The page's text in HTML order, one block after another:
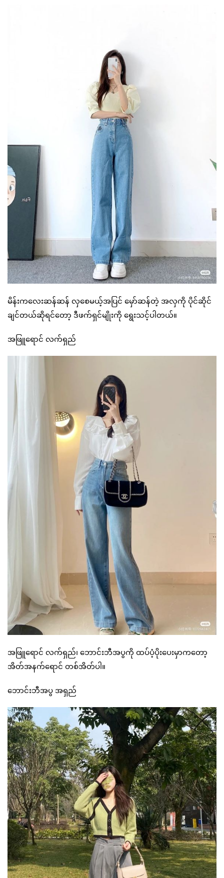
မိန်းကလေးဆန်ဆန် လှစေမယ့်အပြင် မှော်ဆန်တဲ့ အလှကို ပိုင်ဆိုင်
ချင်တယ်ဆိုရင်တော့ ဒီဖက်ရှင်မျိုးကို ရွေးသင့်ပါတယ်။
အဖြူရောင် လက်ရှည်
အဖြူရောင် လက်ရှည်၊ ဘောင်းဘီအပွကို ထပ်ပံ့ပိုးပေးမှာကတော့
အိတ်အနက်ရောင် တစ်အိတ်ပါ။
ဘောင်းဘီအပွ အရှည်